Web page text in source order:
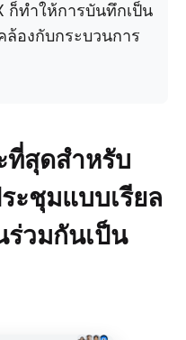
ก็ทำให้การบันทึกเป็น
ล้องกับกระบวนการ
ที่สุดสำหรับ
ะชุมแบบเรียล
ร่วมกันเป็น